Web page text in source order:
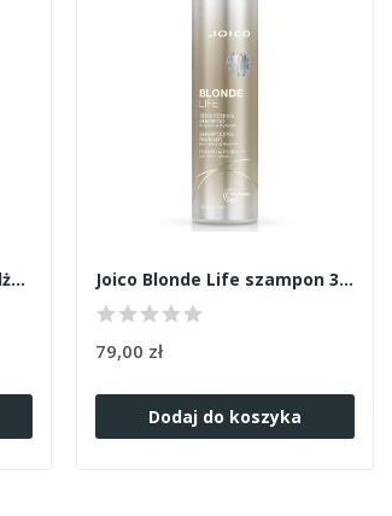
Joico Blonde Life Violet Odżywka 250ml Joico Blonde Life szampon 300ml
79,00 zł
Dodaj do koszyka